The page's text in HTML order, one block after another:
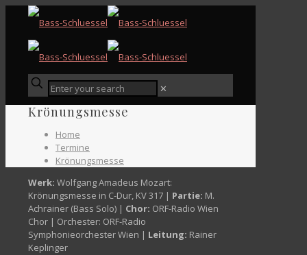
✕
Krönungsmesse
Home
Termine
Krönungsmesse
Werk: Wolfgang Amadeus Mozart:
Krönungsmesse in C-Dur, KV 317 | Partie: M.
Achrainer (Bass Solo) | Chor: ORF-Radio Wien
Chor | Orchester: ORF-Radio
Symphonieorchester Wien | Leitung: Rainer
Keplinger